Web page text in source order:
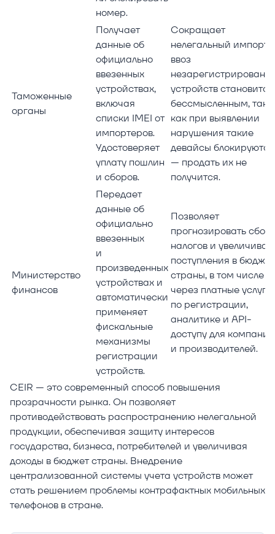
номер.
Таможенные
органы
Получает
данные об
официально
ввезенных
устройствах,
включая
списки IMEI от
импортеров.
Удостоверяет
уплату пошлин
и сборов.
Сокращает
нелегальный импорт:
ввоз
устройств становится
бессмысленным, так
как при выявлении
нарушения такие
девайсы блокируются
— продать их не
получится.
Министерство
финансов
Передает
данные об
официально
ввезенных
и
произведенных
устройствах и
автоматически
применяет
фискальные
механизмы
регистрации
устройств.
Позволяет
прогнозировать сбор
налогов и
поступления в бюджет
страны, в том числе
через платные услуги
по регистрации,
аналитике и API-
доступу для компаний
и производителей.
CEIR — это современный способ повышения
прозрачности рынка. Он позволяет
противодействовать распространению нелегальной
продукции, обеспечивая защиту интересов
государства, бизнеса, потребителей и увеличивая
доходы в бюджет страны. Внедрение
централизованной системы учета устройств может
стать решением проблемы контрафактных мобильных
телефонов в стране.